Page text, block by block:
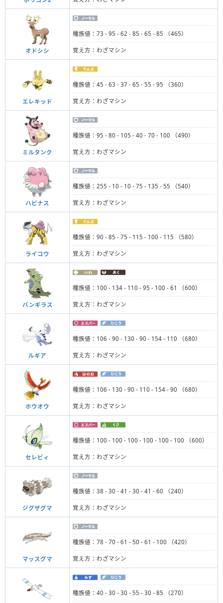
オドシシ
種族値：73 - 95 - 62 - 85 - 65 - 85 （465）
覚え方：わざマシン
エレキッド
種族値：45 - 63 - 37 - 65 - 55 - 95 （360）
覚え方：わざマシン
ミルタンク
種族値：95 - 80 - 105 - 40 - 70 - 100 （490）
覚え方：わざマシン
ハピナス
種族値：255 - 10 - 10 - 75 - 135 - 55 （540）
覚え方：わざマシン
ライコウ
種族値：90 - 85 - 75 - 115 - 100 - 115 （580）
覚え方：わざマシン
バンギラス
種族値：100 - 134 - 110 - 95 - 100 - 61 （600）
覚え方：わざマシン
ルギア
種族値：106 - 90 - 130 - 90 - 154 - 110 （680）
覚え方：わざマシン
ホウオウ
種族値：106 - 130 - 90 - 110 - 154 - 90 （680）
覚え方：わざマシン
セレビィ
種族値：100 - 100 - 100 - 100 - 100 - 100 （600）
覚え方：わざマシン
ジグザグマ
種族値：38 - 30 - 41 - 30 - 41 - 60 （240）
覚え方：わざマシン
マッスグマ
種族値：78 - 70 - 61 - 50 - 61 - 100 （420）
覚え方：わざマシン
種族値：40 - 30 - 30 - 55 - 30 - 85 （270）